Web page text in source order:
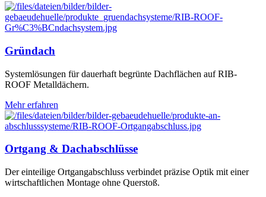
Gründach
Systemlösungen für dauerhaft begrünte Dachflächen auf RIB-
ROOF Metalldächern.
Mehr erfahren
Ortgang & Dachabschlüsse
Der einteilige Ortgangabschluss verbindet präzise Optik mit einer
wirtschaftlichen Montage ohne Querstoß.